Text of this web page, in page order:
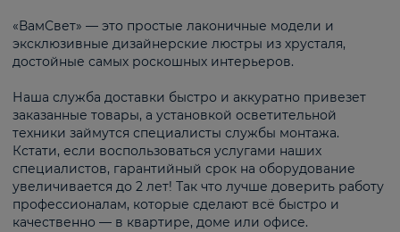
«ВамСвет» — это простые лаконичные модели и
эксклюзивные дизайнерские люстры из хрусталя,
достойные самых роскошных интерьеров.
Наша служба доставки быстро и аккуратно привезет
заказанные товары, а установкой осветительной
техники займутся специалисты службы монтажа.
Кстати, если воспользоваться услугами наших
специалистов, гарантийный срок на оборудование
увеличивается до 2 лет! Так что лучше доверить работу
профессионалам, которые сделают всё быстро и
качественно — в квартире, доме или офисе.